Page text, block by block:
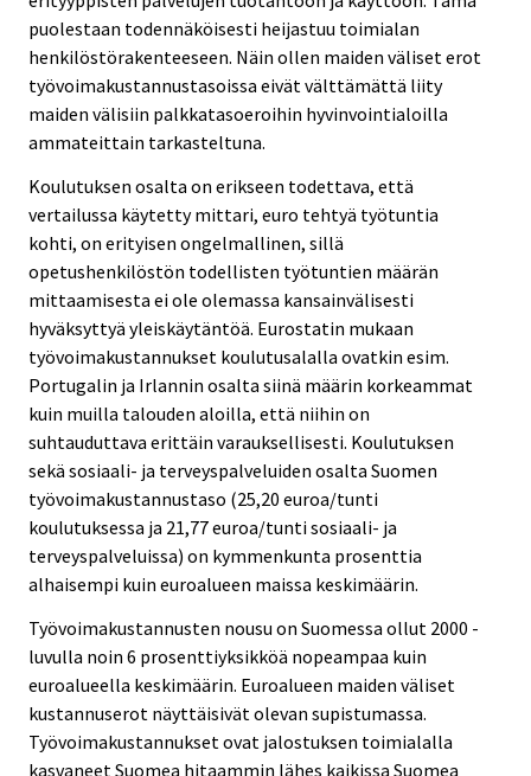
puolestaan todennäköisesti heijastuu toimialan
henkilöstörakenteeseen. Näin ollen maiden väliset erot
työvoimakustannustasoissa eivät välttämättä liity
maiden välisiin palkkatasoeroihin hyvinvointialoilla
ammateittain tarkasteltuna.
Koulutuksen osalta on erikseen todettava, että
vertailussa käytetty mittari, euro tehtyä työtuntia
kohti, on erityisen ongelmallinen, sillä
opetushenkilöstön todellisten työtuntien määrän
mittaamisesta ei ole olemassa kansainvälisesti
hyväksyttyä yleiskäytäntöä. Eurostatin mukaan
työvoimakustannukset koulutusalalla ovatkin esim.
Portugalin ja Irlannin osalta siinä määrin korkeammat
kuin muilla talouden aloilla, että niihin on
suhtauduttava erittäin varauksellisesti. Koulutuksen
sekä sosiaali- ja terveyspalveluiden osalta Suomen
työvoimakustannustaso (25,20 euroa/tunti
koulutuksessa ja 21,77 euroa/tunti sosiaali- ja
terveyspalveluissa) on kymmenkunta prosenttia
alhaisempi kuin euroalueen maissa keskimäärin.
Työvoimakustannusten nousu on Suomessa ollut 2000 -
luvulla noin 6 prosenttiyksikköä nopeampaa kuin
euroalueella keskimäärin. Euroalueen maiden väliset
kustannuserot näyttäisivät olevan supistumassa.
Työvoimakustannukset ovat jalostuksen toimialalla
kasvaneet Suomea hitaammin lähes kaikissa Suomea